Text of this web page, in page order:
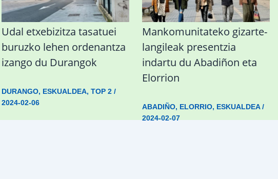
Udal etxebizitza tasatuei
buruzko lehen ordenantza
izango du Durangok
DURANGO, ESKUALDEA,TOP 2 /
2024-02-06
Mankomunitateko gizarte-
langileak presentzia
indartu du Abadiñon eta
Elorrion
ABADIÑO, ELORRIO, ESKUALDEA/
2024-02-07